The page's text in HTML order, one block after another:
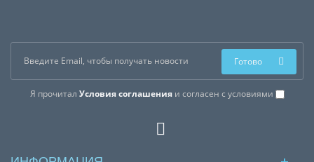
Я прочитал Условия соглашенияи согласен с условиями
Готово